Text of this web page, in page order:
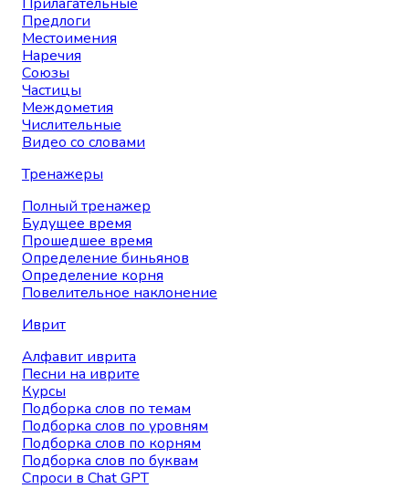
Предлоги
Местоимения
Наречия
Союзы
Частицы
Междометия
Числительные
Видео со словами
Тренажеры
Полный тренажер
Будущее время
Прошедшее время
Определение биньянов
Определение корня
Повелительное наклонение
Иврит
Алфавит иврита
Песни на иврите
Курсы
Подборка слов по темам
Подборка слов по уровням
Подборка слов по корням
Подборка слов по буквам
Спроси в Chat GPT